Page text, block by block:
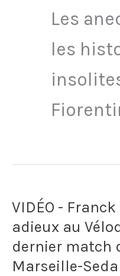
Les
les
VIDÉO -
adieux au
dernier match
Marseille-